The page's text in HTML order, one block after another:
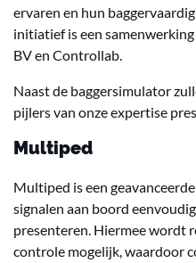
ervaren en hun
initiatief is een
BV en Controllab.
Naast de baggersimulator
pijlers van onze expertise
Multiped
Multiped is een
signalen aan boord
presenteren. Hiermee wordt
controle mogelijk, waardoor